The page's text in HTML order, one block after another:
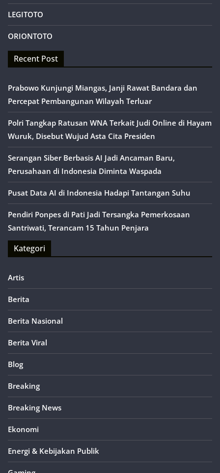
LEGITOTO
ORIONTOTO
Recent Post
Prabowo Kunjungi Miangas, Janji Rawat Bandara dan
Percepat Pembangunan Wilayah Terluar
Polri Tangkap Ratusan WNA Terkait Judi Online di Hayam
Wuruk, Disebut Wujud Asta Cita Presiden
Serangan Siber Berbasis AI Jadi Ancaman Baru,
Perusahaan di Indonesia Diminta Waspada
Pusat Data AI di Indonesia Hadapi Tantangan Suhu
Pendiri Ponpes di Pati Jadi Tersangka Pemerkosaan
Santriwati, Terancam 15 Tahun Penjara
Kategori
Artis
Berita
Berita Nasional
Berita Viral
Blog
Breaking
Breaking News
Ekonomi
Energi & Kebijakan Publik